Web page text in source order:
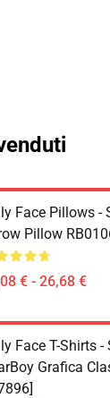
Face Pillows -
Pillow
€ - 26,68 €
Face T-Shirts -
Grafica